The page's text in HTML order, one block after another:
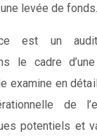
levée de fonds.
est un audit
le cadre
examine en
de
potentiels et